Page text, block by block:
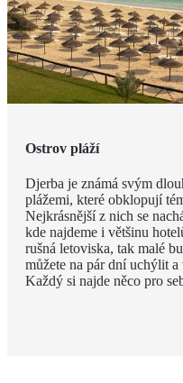
Ostrov pláží
Djerba je známá svým
plážemi, které obklopují
Nejkrásnější z nich se
kde najdeme i většinu
rušná letoviska, tak malé
můžete na pár dní uchýlit
Každý si najde něco pro